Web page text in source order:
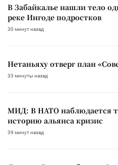
В Забайкалье нашли тело
реке Ингоде подростков
30 минут назад
Нетаньяху отверг план
33 минуты назад
МИД: В НАТО наблюдается
историю альянса кризис
39 минут назад